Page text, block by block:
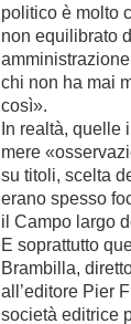
politico è molto
non equilibrato
chi non ha mai
così».
In realtà, quelle
mere
su titoli, scelta
erano spesso
il Campo largo
E soprattutto
Brambilla,
all’editore Pier
società editrice